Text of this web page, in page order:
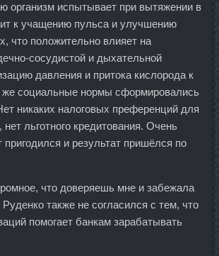
организм испытывает при вытяжении в
к учащению пульса и улучшению
что положительно влияет на
сосудистой и дыхательной
давления и притока кислорода к
же социальные нормы сформировались
никаких налоговых преференций для
нет льготного кредитования. Очень
пригодился и результат пришёлся по
что доверяешь мне и забежала
Руденко также не согласился с тем, что
помогает банкам зарабатывать